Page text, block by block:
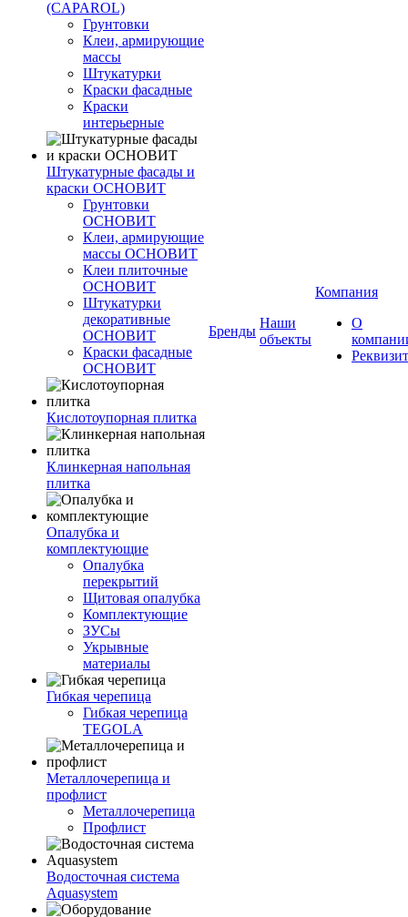
(CAPAROL)
Грунтовки
Клеи, армирующие
массы
Штукатурки
Краски фасадные
Краски
интерьерные
Штукатурные фасады и
краски ОСНОВИТ
Грунтовки
ОСНОВИТ
Клеи, армирующие
массы ОСНОВИТ
Клеи плиточные
ОСНОВИТ
Штукатурки
декоративные
ОСНОВИТ
Краски фасадные
ОСНОВИТ
Кислотоупорная плитка
Клинкерная напольная
плитка
Опалубка и
комплектующие
Опалубка
перекрытий
Щитовая опалубка
Комплектующие
ЗУСы
Укрывные
материалы
Гибкая черепица
Гибкая черепица
TEGOLA
Металлочерепица и
профлист
Металлочерепица
Профлист
Водосточная система
Aquasystem
Бренды
Наши
объекты
Компания
О